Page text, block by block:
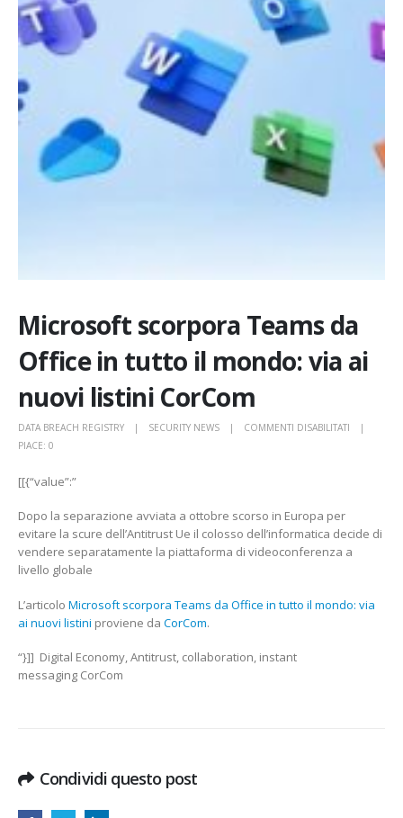
Microsoft scorpora Teams da
Office in tutto il mondo: via ai
nuovi listini CorCom
DATA BREACH REGISTRY SECURITY NEWS COMMENTI DISABILITATI
IN
TUTTO
VIA
PIACE: 0
[[{“value”:”
Dopo la separazione avviata a ottobre scorso in Europa per
evitare la scure dell’Antitrust Ue il colosso dell’informatica decide di
vendere separatamente la piattaforma di videoconferenza a
livello globale
L’articolo Microsoft scorpora Teams da Office in tutto il mondo: via
ai nuovi listini proviene da CorCom.
“}]] Digital Economy, Antitrust, collaboration, instant
messaging CorCom
Condividi questo post